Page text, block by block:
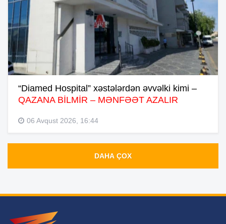
“Diamed Hospital” xəstələrdən əvvəlki kimi –
QAZANA BİLMİR – MƏNFƏƏT AZALIR
06 Avqust 2026, 16:44
DAHA ÇOX